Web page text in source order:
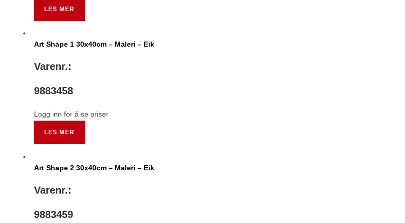
LES MER
Art Shape 1 30x40cm – Maleri – Eik
Varenr.:
9883458
Logg inn for å se priser
LES MER
Art Shape 2 30x40cm – Maleri – Eik
Varenr.:
9883459